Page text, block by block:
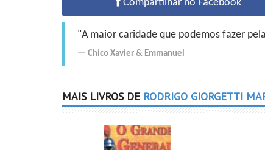
Compartilhar no Facebook
"A maior caridade que podemos fazer
Chico Xavier & Emmanuel
MAIS LIVROS DE RODRIGO GIORGETTI